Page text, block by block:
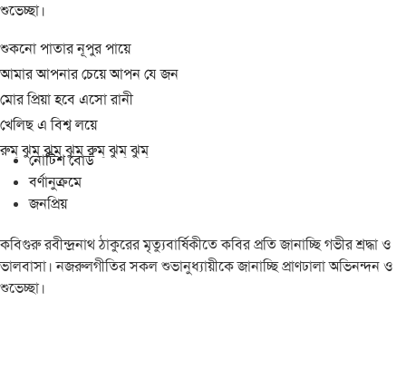
শুভেচ্ছা।
শুকনো পাতার নূপুর পায়ে
আমার আপনার চেয়ে আপন যে জন
মোর প্রিয়া হবে এসো রানী
খেলিছ এ বিশ্ব লয়ে
রুম্ ঝুম্ ঝুম্ ঝুম্ রুম্ ঝুম্ ঝুম্
নোটিশ বোর্ড
বর্ণানুক্রমে
জনপ্রিয়
কবিগুরু রবীন্দ্রনাথ ঠাকুরের মৃত্যুবার্ষিকীতে কবির প্রতি জানাচ্ছি গভীর শ্রদ্ধা ও
ভালবাসা। নজরুলগীতির সকল শুভানুধ্যায়ীকে জানাচ্ছি প্রাণঢালা অভিনন্দন ও
শুভেচ্ছা।